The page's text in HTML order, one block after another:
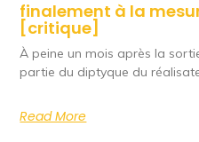
finalement à la
[critique]
À peine un mois après la
partie du diptyque du
Read More